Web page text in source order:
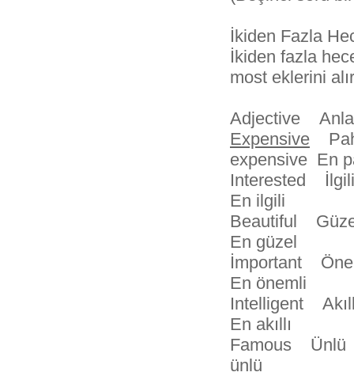
İkiden Fazla
İkiden fazla
most eklerini
Adjective
Expensive
expensive En
Interested
En ilgili
Beautiful
En güzel
İmportant
En önemli
Intelligent
En akıllı
Famous
ünlü